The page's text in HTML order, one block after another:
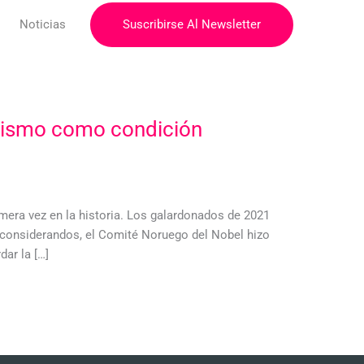
Noticias Suscribirse Al Newsletter
como condición
vez en la historia. Los galardonados de 2021
el Comité Noruego del Nobel hizo
la […]